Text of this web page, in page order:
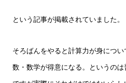
という記事が掲載されていました。
そろばんをやると計算力が身につ
数・数学が得意になる。というの